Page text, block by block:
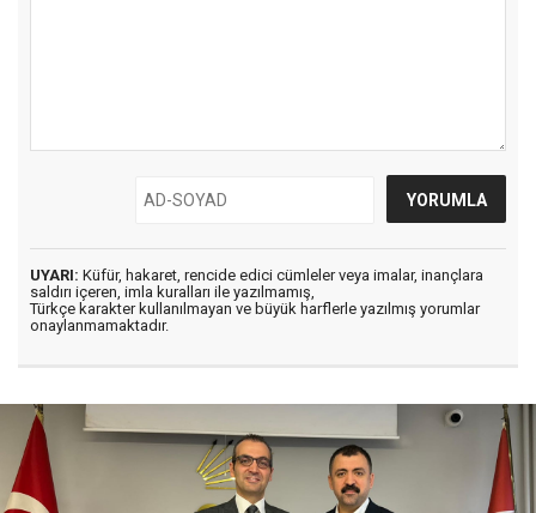
UYARI: Küfür, hakaret, rencide edici cümleler veya imalar, inançlara
saldırı içeren, imla kuralları ile yazılmamış,
Türkçe karakter kullanılmayan ve büyük harflerle yazılmış yorumlar
onaylanmamaktadır.